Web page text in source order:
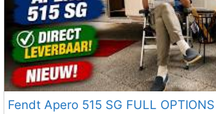
Fendt Apero 515 SG FULL